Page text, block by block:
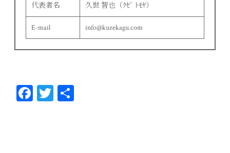
代表者名 久世 智也（ｸｾﾞ ﾄﾓﾔ）
E-mail info@kuzekagu.com
Fa T